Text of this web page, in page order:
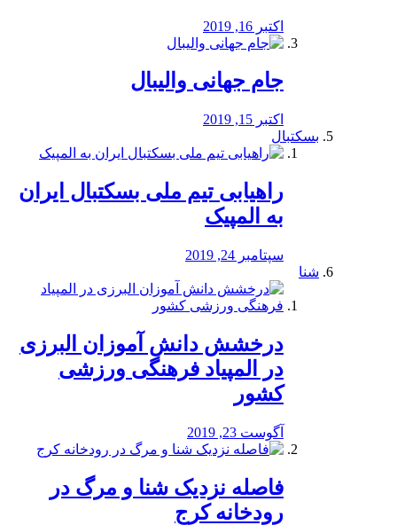
اکتبر 16, 2019
جام جهانی والیبال
اکتبر 15, 2019
بسکتبال
راهیابی تیم ملی بسکتبال ایران
به المپیک
سپتامبر 24, 2019
شنا
درخشش دانش آموزان البرزی
در المپیاد فرهنگی ورزشی
کشور
آگوست 23, 2019
️فاصله نزدیک شنا و مرگ در
رودخانه کرج